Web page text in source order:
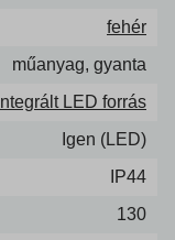
fehér
műanyag, gyanta
Integrált LED forrás
Igen (LED)
IP44
130